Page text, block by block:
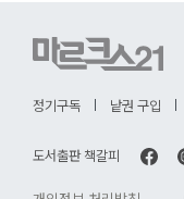
정기구독 낱권 구입
도서출판 책갈피